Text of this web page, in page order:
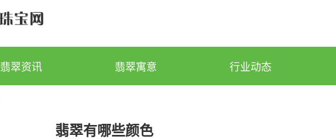
翡翠资讯 翡翠寓意 行业动态
翡翠有哪些颜色